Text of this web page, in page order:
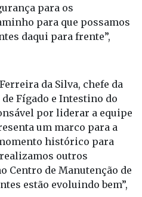
para os
para que possamos
daqui para frente”,
da Silva, chefe da
Fígado e Intestino do
por liderar a equipe
um marco para a
histórico para
outros
Centro de Manutenção de
estão evoluindo bem”,